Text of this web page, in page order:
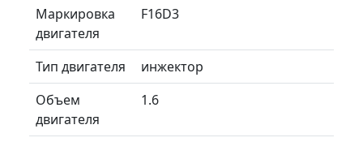
Маркировка
двигателя
F16D3
Тип двигателя
инжектор
Объем
двигателя
1.6